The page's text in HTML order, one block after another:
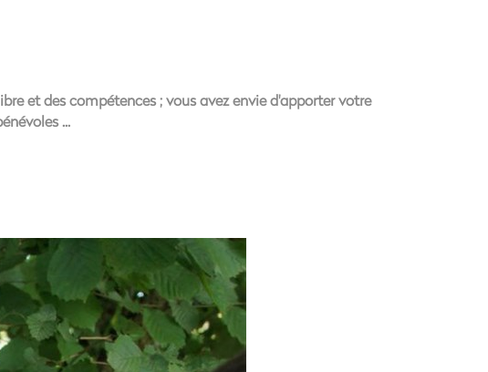
et des compétences ; vous avez envie d'apporter votre